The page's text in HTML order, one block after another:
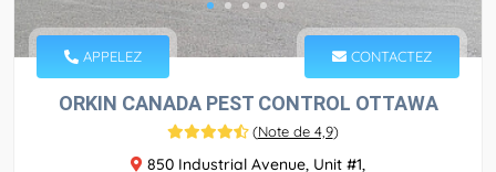
APPELEZ CONTACTEZ
ORKIN CANADA PEST CONTROL OTTAWA
(Note de 4,9)
850 Industrial Avenue, Unit #1,